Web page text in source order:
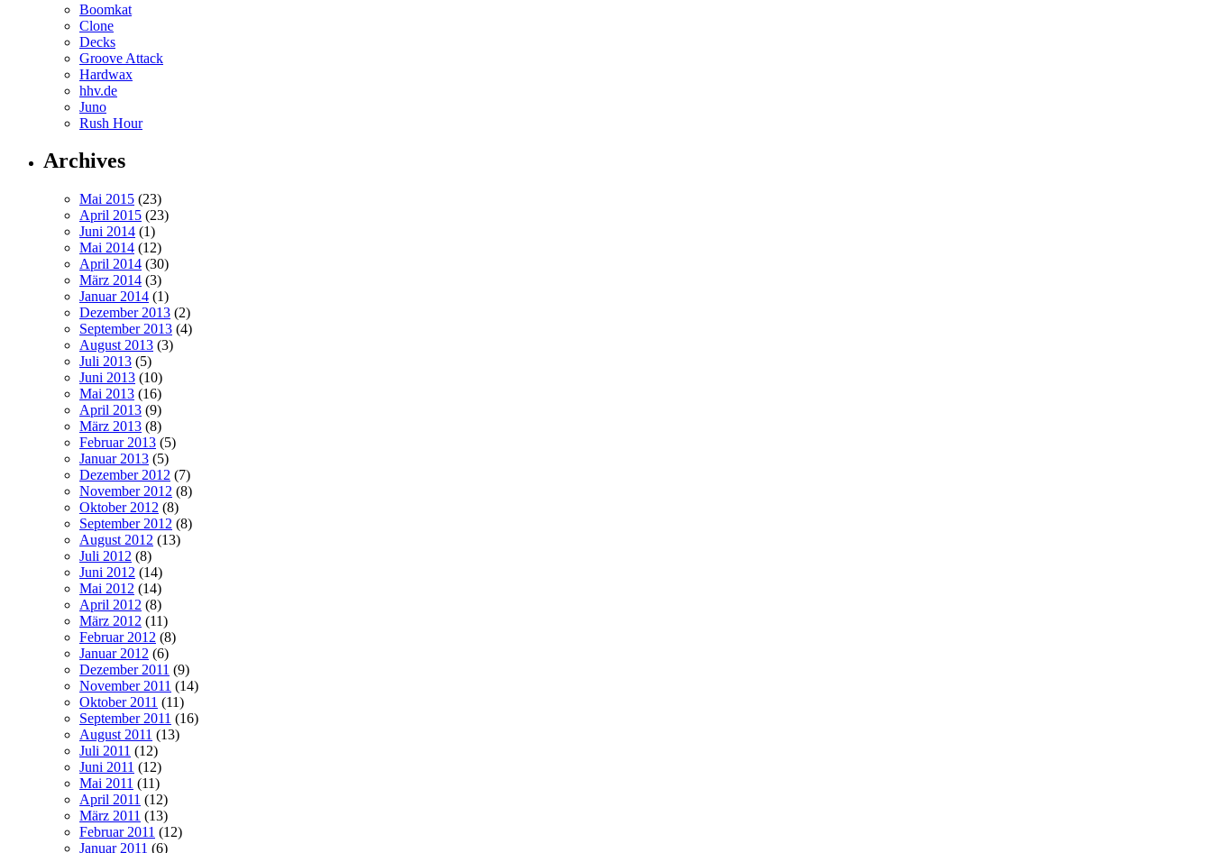
Boomkat
Clone
Decks
Groove Attack
Hardwax
hhv.de
Juno
Rush Hour
Archives
Mai 2015 (23)
April 2015 (23)
Juni 2014 (1)
Mai 2014 (12)
April 2014 (30)
März 2014 (3)
Januar 2014 (1)
Dezember 2013 (2)
September 2013 (4)
August 2013 (3)
Juli 2013 (5)
Juni 2013 (10)
Mai 2013 (16)
April 2013 (9)
März 2013 (8)
Februar 2013 (5)
Januar 2013 (5)
Dezember 2012 (7)
November 2012 (8)
Oktober 2012 (8)
September 2012 (8)
August 2012 (13)
Juli 2012 (8)
Juni 2012 (14)
Mai 2012 (14)
April 2012 (8)
März 2012 (11)
Februar 2012 (8)
Januar 2012 (6)
Dezember 2011 (9)
November 2011 (14)
Oktober 2011 (11)
September 2011 (16)
August 2011 (13)
Juli 2011 (12)
Juni 2011 (12)
Mai 2011 (11)
April 2011 (12)
März 2011 (13)
Februar 2011 (12)
Januar 2011 (6)